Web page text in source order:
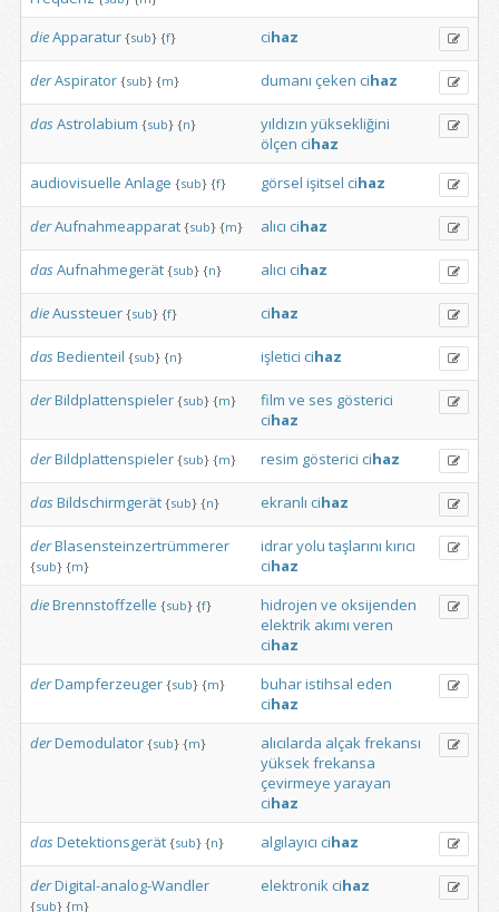
dieApparatur {sub} {f} cihaz
derAspirator {sub} {m} dumanı çeken cihaz
dasAstrolabium {sub} {n} yıldızın yüksekliğini
ölçen cihaz
audiovisuelle Anlage {sub} {f} görsel işitsel cihaz
derAufnahmeapparat {sub} {m} alıcı cihaz
dasAufnahmegerät {sub} {n} alıcı cihaz
dieAussteuer {sub} {f} cihaz
dasBedienteil {sub} {n} işletici cihaz
derBildplattenspieler {sub} {m} film ve ses gösterici
cihaz
derBildplattenspieler {sub} {m} resim gösterici cihaz
dasBildschirmgerät {sub} {n} ekranlı cihaz
derBlasensteinzertrümmerer
{sub} {m}
idraryolu taşlarını kırıcı
cihaz
dieBrennstoffzelle {sub} {f} hidrojen ve oksijenden
elektrik akımı veren
cihaz
derDampferzeuger {sub} {m} buharistihsal eden
cihaz
derDemodulator {sub} {m} alıcılarda alçakfrekansı
yüksekfrekansa
çevirmeye yarayan
cihaz
dasDetektionsgerät {sub} {n} algılayıcı cihaz
derDigital-analog-Wandler
{sub} {m}
elektronik cihaz